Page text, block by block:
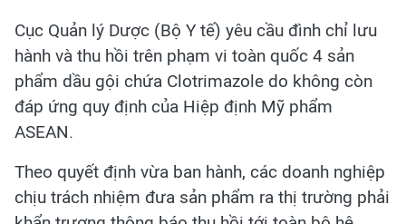
Cục Quản lý Dược (Bộ Y tế) yêu cầu đình chỉ lưu
hành và thu hồi trên phạm vi toàn quốc 4 sản
phẩm dầu gội chứa Clotrimazole do không còn
đáp ứng quy định của Hiệp định Mỹ phẩm
ASEAN.
Theo quyết định vừa ban hành, các doanh nghiệp
chịu trách nhiệm đưa sản phẩm ra thị trường phải